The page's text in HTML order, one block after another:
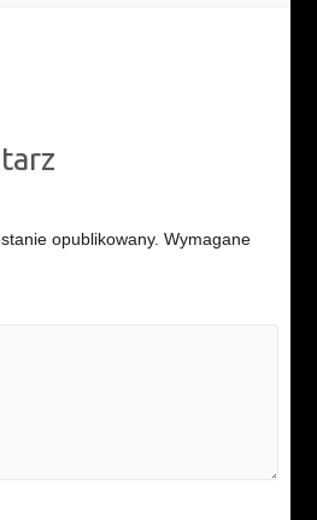
opublikowany. Wymagane